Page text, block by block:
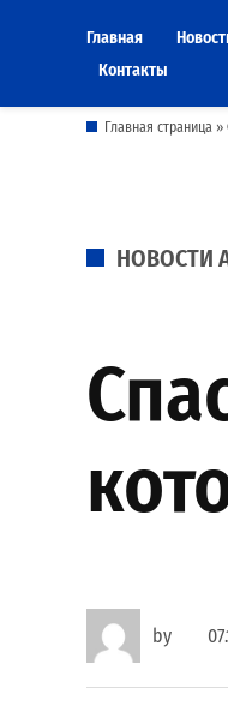
Главная
Контакты
Главная страница »
POSTED
НОВОСТИ
by